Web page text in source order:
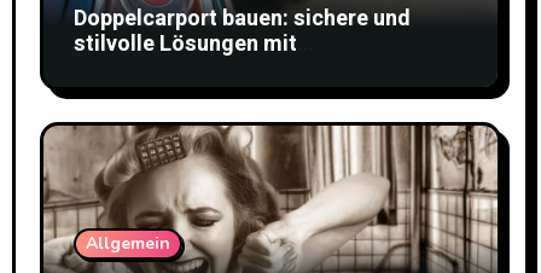
Doppelcarport bauen: sichere und
stilvolle Lösungen mit
Allgemein